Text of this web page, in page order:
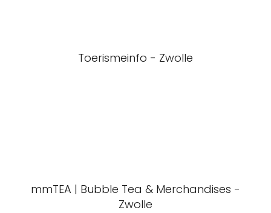
Toerismeinfo - Zwolle
mmTEA | Bubble Tea & Merchandises -
Zwolle